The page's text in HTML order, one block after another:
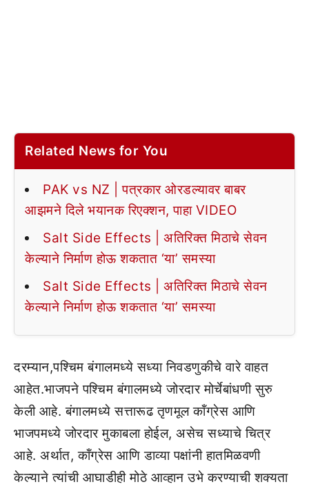
Related News for You
PAK vs NZ | पत्रकार ओरडल्यावर बाबर
आझमने दिले भयानक रिएक्शन, पाहा VIDEO
Salt Side Effects | अतिरिक्त मिठाचे सेवन
केल्याने निर्माण होऊ शकतात ‘या’ समस्या
Salt Side Effects | अतिरिक्त मिठाचे सेवन
केल्याने निर्माण होऊ शकतात ‘या’ समस्या
दरम्यान,पश्चिम बंगालमध्ये सध्या निवडणुकीचे वारे वाहत
आहेत.भाजपने पश्चिम बंगालमध्ये जोरदार मोर्चेबांधणी सुरु
केली आहे. बंगालमध्ये सत्तारूढ तृणमूल कॉंग्रेस आणि
भाजपमध्ये जोरदार मुकाबला होईल, असेच सध्याचे चित्र
आहे. अर्थात, कॉंग्रेस आणि डाव्या पक्षांनी हातमिळवणी
केल्याने त्यांची आघाडीही मोठे आव्हान उभे करण्याची शक्यता